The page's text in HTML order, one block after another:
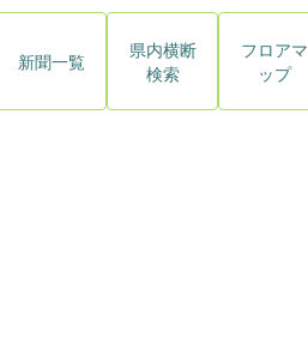
新聞一覧
県内横断
検索
フロアマ
ップ